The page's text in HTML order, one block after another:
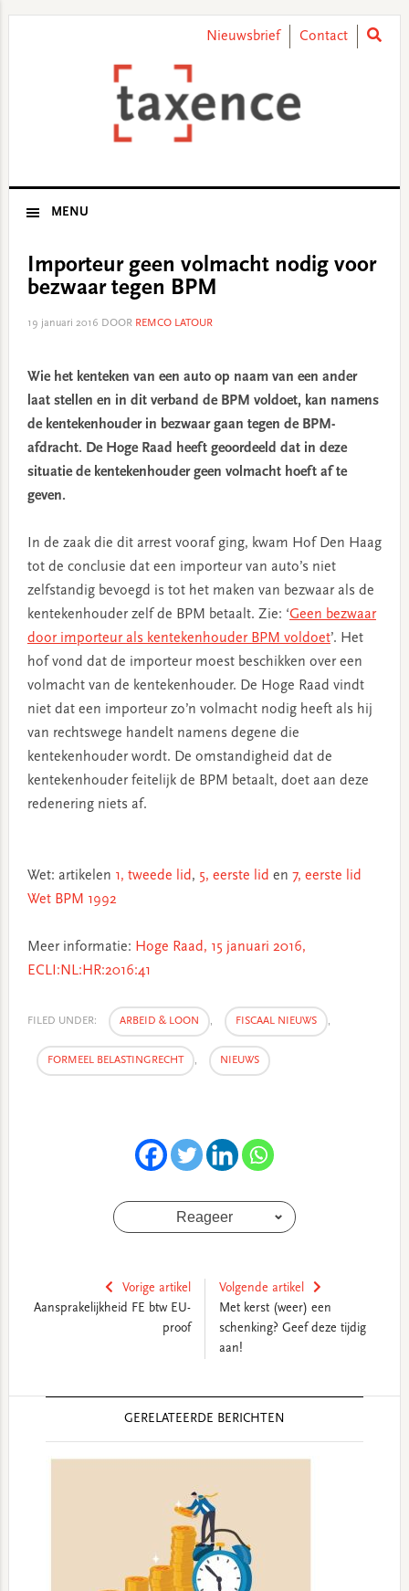
Nieuwsbrief Contact
MENU
Importeur geen volmacht nodig voor
bezwaar tegen BPM
19 januari 2016 DOOR REMCO LATOUR
Wie het kenteken van een auto op naam van een ander
laat stellen en in dit verband de BPM voldoet, kan namens
de kentekenhouder in bezwaar gaan tegen de BPM-
afdracht. De Hoge Raad heeft geoordeeld dat in deze
situatie de kentekenhouder geen volmacht hoeft af te
geven.
In de zaak die dit arrest vooraf ging, kwam Hof Den Haag
tot de conclusie dat een importeur van auto’s niet
zelfstandig bevoegd is tot het maken van bezwaar als de
kentekenhouder zelf de BPM betaalt. Zie: ‘Geen bezwaar
door importeur als kentekenhouder BPM voldoet’. Het
hof vond dat de importeur moest beschikken over een
volmacht van de kentekenhouder. De Hoge Raad vindt
niet dat een importeur zo’n volmacht nodig heeft als hij
van rechtswege handelt namens degene die
kentekenhouder wordt. De omstandigheid dat de
kentekenhouder feitelijk de BPM betaalt, doet aan deze
redenering niets af.
Wet: artikelen 1, tweede lid, 5, eerste lid en 7, eerste lid
Wet BPM 1992
Meer informatie: Hoge Raad, 15 januari 2016,
ECLI:NL:HR:2016:41
FILED UNDER: ARBEID & LOON , FISCAAL NIEUWS ,
FORMEEL BELASTINGRECHT , NIEUWS
Reageer
Vorige artikel
Aansprakelijkheid FE btw EU-
proof
Volgende artikel
Met kerst (weer) een
schenking? Geef deze tijdig
aan!
GERELATEERDE BERICHTEN